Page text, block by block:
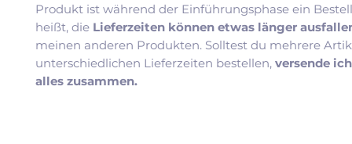
Produkt ist während der Einführungsphase ein
heißt, die Lieferzeiten können etwas länger
meinen anderen Produkten. Solltest du mehrere
unterschiedlichen Lieferzeiten bestellen, versende
alles zusammen.